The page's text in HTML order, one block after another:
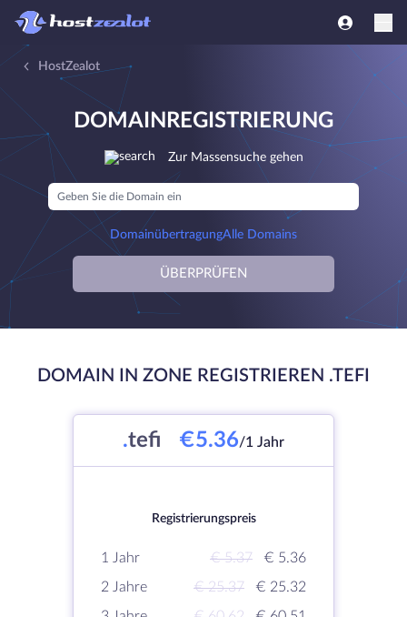
HostZealot
DOMAINREGISTRIERUNG
Zur Massensuche gehen
DomainübertragungAlle Domains
ÜBERPRÜFEN
DOMAIN IN ZONE REGISTRIEREN .TEFI
.tefi €5.36/1 Jahr
Registrierungspreis
1 Jahr € 5.37
€ 5.36
2 Jahre
€ 25.37
€ 25.32